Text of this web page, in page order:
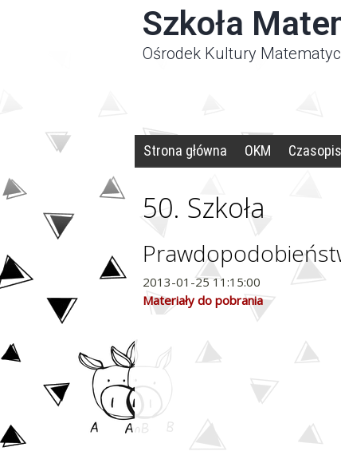
Szkoła
Ośrodek Kultury
Strona główna OKM
50. Szkoła
2013-01-25 11:15:00
Materiały do pobrania